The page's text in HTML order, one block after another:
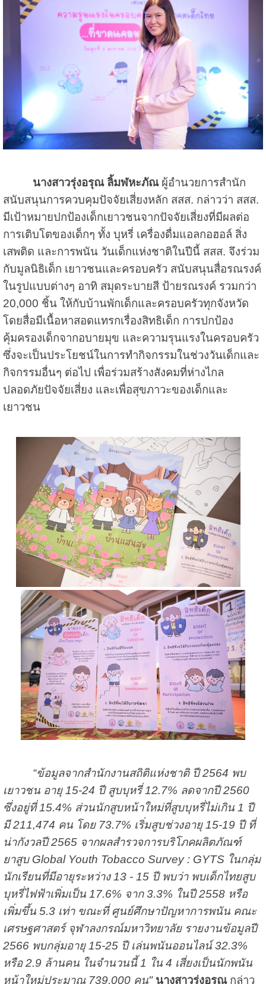
นางสาวรุ่งอรุณ ลิ้มฬหะภัณผู้อำนวยการสำนัก
สนับสนุนการควบคุมปัจจัยเสี่ยงหลัก สสส. กล่าวว่า สสส.
มีเป้าหมายปกป้องเด็กเยาวชนจากปัจจัยเสี่ยงที่มีผลต่อ
การเติบโตของเด็กๆ ทั้ง บุหรี่ เครื่องดื่มแอลกอฮอล์ สิ่ง
เสพติด และการพนัน วันเด็กแห่งชาติในปีนี้ สสส. จึงร่วม
กับมูลนิธิเด็ก เยาวชนและครอบครัว สนับสนุนสื่อรณรงค์
ในรูปแบบต่างๆ อาทิ สมุดระบายสี ป้ายรณรงค์ รวมกว่า
20,000 ชิ้น ให้กับบ้านพักเด็กและครอบครัวทุกจังหวัด
โดยสื่อมีเนื้อหาสอดแทรกเรื่องสิทธิเด็ก การปกป้อง
คุ้มครองเด็กจากอบายมุข และความรุนแรงในครอบครัว
ซึ่งจะเป็นประโยชน์ในการทำกิจกรรมในช่วงวันเด็กและ
กิจกรรมอื่นๆ ต่อไป เพื่อร่วมสร้างสังคมที่ห่างไกล
ปลอดภัยปัจจัยเสี่ยง และเพื่อสุขภาวะของเด็กและ
เยาวชน
“ข้อมูลจากสำนักงานสถิติแห่งชาติ ปี 2564 พบ
เยาวชน อายุ 15-24 ปี สูบบุหรี่ 12.7% ลดจากปี 2560
ซึ่งอยู่ที่ 15.4% ส่วนนักสูบหน้าใหม่ที่สูบบุหรี่ไม่เกิน 1 ปี
มี 211,474 คน โดย 73.7% เริ่มสูบช่วงอายุ 15-19 ปี ที่
น่ากังวลปี 2565 จากผลสำรวจการบริโภคผลิตภัณฑ์
ยาสูบ Global Youth Tobacco Survey : GYTS ในกลุ่ม
นักเรียนที่มีอายุระหว่าง 13 - 15 ปี พบว่า พบเด็กไทยสูบ
บุหรี่ไฟฟ้าเพิ่มเป็น 17.6% จาก 3.3% ในปี 2558 หรือ
เพิ่มขึ้น 5.3 เท่า ขณะที่ ศูนย์ศึกษาปัญหาการพนัน คณะ
เศรษฐศาสตร์ จุฬาลงกรณ์มหาวิทยาลัย รายงานข้อมูลปี
2566 พบกลุ่มอายุ 15-25 ปี เล่นพนันออนไลน์ 32.3%
หรือ 2.9 ล้านคน ในจำนวนนี้ 1 ใน 4 เสี่ยงเป็นนักพนัน
หน้าใหม่ประมาณ 739,000 คน" นางสาวรุ่งอรุณกล่าว